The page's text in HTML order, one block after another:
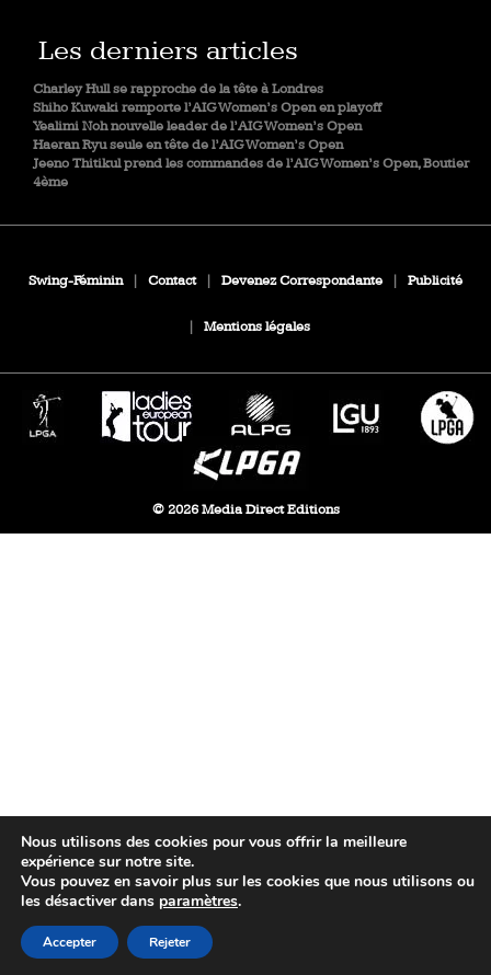
Les derniers articles
Charley Hull se rapproche de la tête à Londres
Shiho Kuwaki remporte l’AIG Women’s Open en playoff
Yealimi Noh nouvelle leader de l’AIG Women’s Open
Haeran Ryu seule en tête de l’AIG Women’s Open
Jeeno Thitikul prend les commandes de l’AIG Women’s Open, Boutier
4ème
Swing-Féminin | Contact | Devenez Correspondante | Publicité
| Mentions légales
© 2026 Media Direct Editions
Nous utilisons des cookies pour vous offrir la meilleure
expérience sur notre site.
Vous pouvez en savoir plus sur les cookies que nous utilisons ou
les désactiver dans paramètres.
Accepter Rejeter